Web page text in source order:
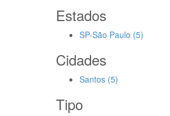
Estados
SP-São Paulo (5)
Cidades
Santos (5)
Tipo